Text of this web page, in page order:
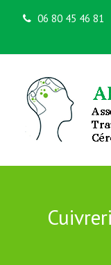
06 80 45 46 81